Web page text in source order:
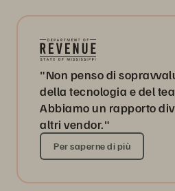
"Non penso di
della tecnologia e del
Abbiamo un rapporto
altri vendor."
Per saperne di più